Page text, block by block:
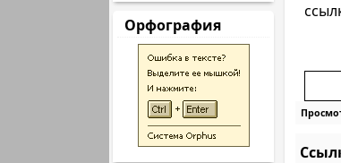
Орфография